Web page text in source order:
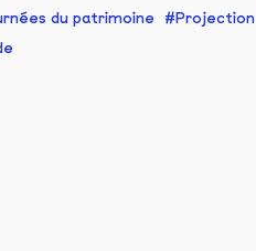
du patrimoine
Projection